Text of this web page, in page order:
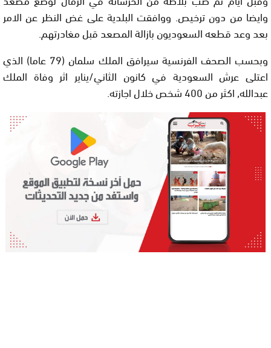
وايضا من دون ترخيص. ووافقت البلدية على غض النظر عن الامر
بعد وعد قطعه السعوديون بازالة المصعد قبل مغادرتهم.
وبحسب الصحف الفرنسية سيرافق الملك سلمان (79 عاما) الذي
اعتلى عرش السعودية في كانون الثاني/يناير اثر وفاة الملك
عبدالله, اكثر من 400 شخص خلال اجازته.